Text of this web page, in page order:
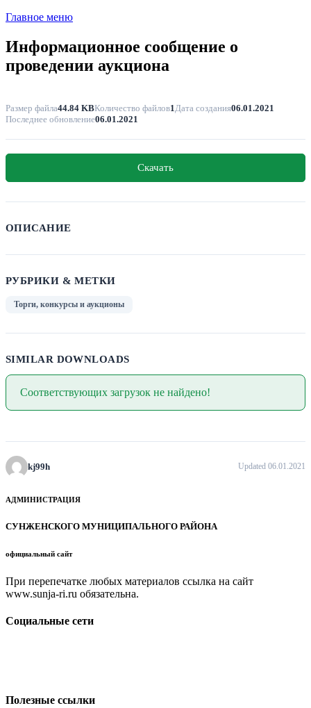
Главное меню
Информационное сообщение о
проведении аукциона
Размер файла44.84 KBКоличество файлов1 Дата создания06.01.2021
Последнее обновление06.01.2021
Скачать
ОПИСАНИЕ
РУБРИКИ & МЕТКИ
Торги, конкурсы и аукционы
SIMILAR DOWNLOADS
Соответствующих загрузок не найдено!
kj99h Updated 06.01.2021
АДМИНИСТРАЦИЯ
СУНЖЕНСКОГО МУНИЦИПАЛЬНОГО РАЙОНА
официальный сайт
При перепечатке любых материалов ссылка на сайт
www.sunja-ri.ru обязательна.
Социальные сети
Полезные ссылки